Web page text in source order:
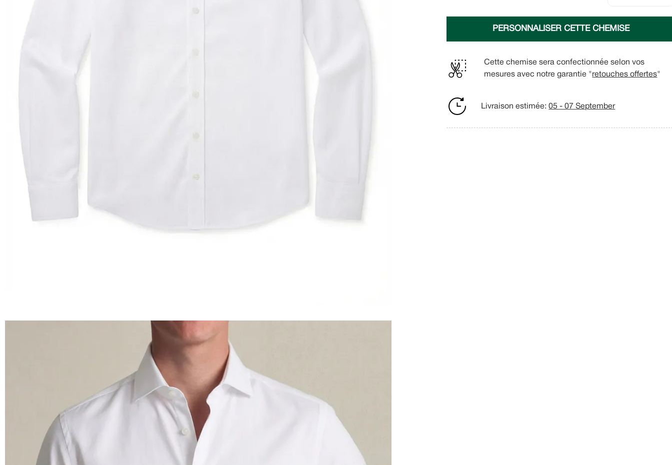
PERSONNALISER CETTE CHEMISE
Cette chemise sera confectionnée selon vos
mesures avec notre garantie " retouches offertes"
Livraison estimée:05 - 07 September